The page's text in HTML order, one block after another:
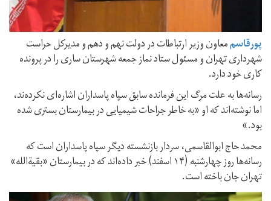
پورقاسممعاون وزیر ارتباطات در دولت نهم و دهم و مدیرکل حراست
شهرداری تهران و مسئول ستاد نماز جمعه شهرستان ساری را در پرونده
کاری خود دارد.
رسانه‌ها به علت مرگ این فرمانده سابق سپاه پاسداران اشاره‌ای نکرده‌ند،
اما نوشته‌اند که او «به خاطر جراحات شیمیایی در بیمارستان بستری شده
بود.»
محمد حاج ابوالقاسمی، سردار بازنشسته دیگر سپاه پاسداران است که
رسانه‌ها روز چهارشنبه (۱۴ اسفند) خبر داده‌اند که در بیمارستان «بقیةالله»
تهران جان باخته است.